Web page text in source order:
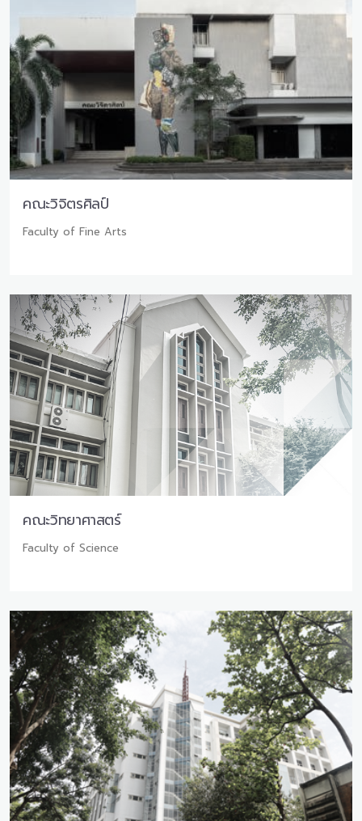
คณะวิจิตรศิลป์
Faculty of Fine Arts
คณะวิทยาศาสตร์
Faculty of Science